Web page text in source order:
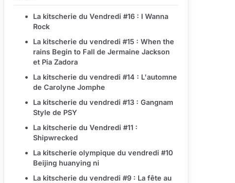
La kitscherie du Vendredi #16 : I Wanna
Rock
La kitscherie du vendredi #15 : When the
rains Begin to Fall de Jermaine Jackson
et Pia Zadora
La kitscherie du vendredi #14 : L'automne
de Carolyne Jomphe
La kitscherie du vendredi #13 : Gangnam
Style de PSY
La kitscherie du Vendredi #11 :
Shipwrecked
La kitscherie olympique du vendredi #10
Beijing huanying ni
La kitscherie du vendredi #9 : La fête au